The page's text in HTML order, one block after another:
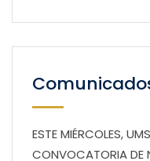
ESTE MIÉRCOLES,
CONVOCATORIA DE